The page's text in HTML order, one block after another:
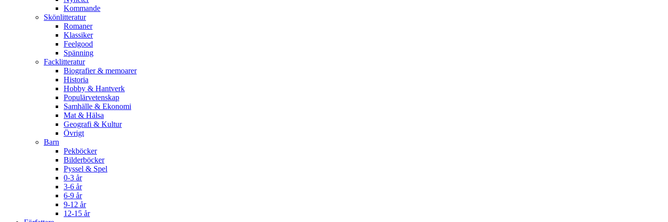
Kommande
Skönlitteratur
Romaner
Klassiker
Feelgood
Spänning
Facklitteratur
Biografier & memoarer
Historia
Hobby & Hantverk
Populärvetenskap
Samhälle & Ekonomi
Mat & Hälsa
Geografi & Kultur
Övrigt
Barn
Pekböcker
Bilderböcker
Pyssel & Spel
0-3 år
3-6 år
6-9 år
9-12 år
12-15 år